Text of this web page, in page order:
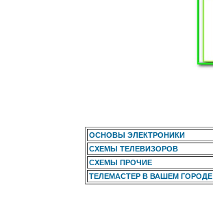
ОСНОВЫ ЭЛЕКТРОНИКИ
СХЕМЫ ТЕЛЕВИЗОРОВ
СХЕМЫ ПРОЧИЕ
ТЕЛЕМАСТЕР В ВАШЕМ ГОРОДЕ